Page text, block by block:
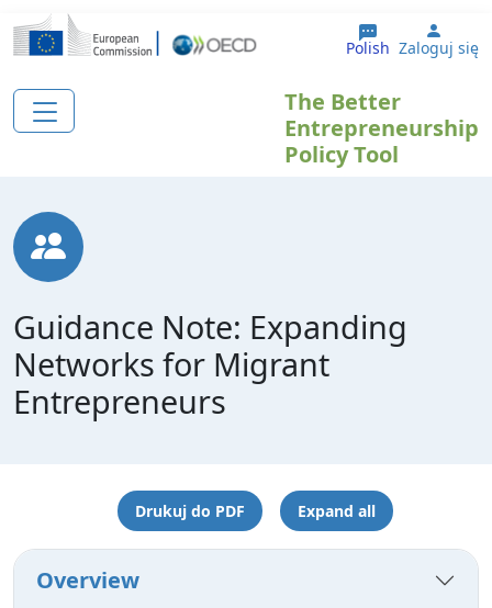
Przejdź do treści
Polish User
Zaloguj się
The Better
Entrepreneurship
Policy Tool
Guidance Note: Expanding
Networks for Migrant
Entrepreneurs
Drukuj do PDF Expand all
Overview